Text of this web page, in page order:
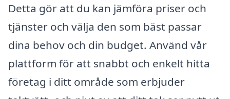
Detta gör att du kan jämföra priser och
tjänster och välja den som bäst passar
dina behov och din budget. Använd vår
plattform för att snabbt och enkelt hitta
företag i ditt område som erbjuder